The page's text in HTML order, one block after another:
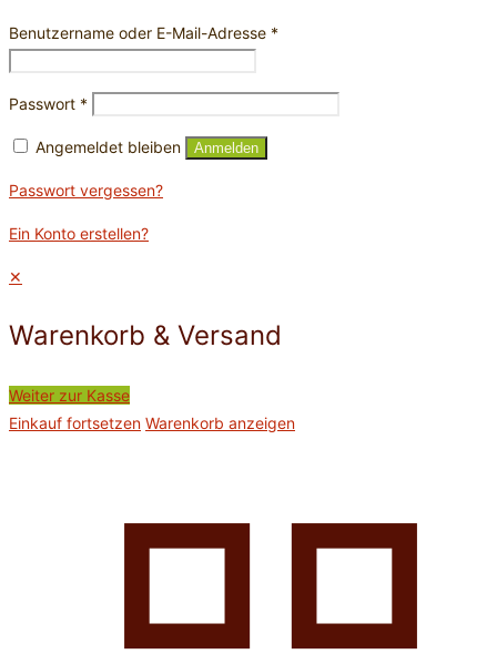
Benutzername oder E-Mail-Adresse *
Passwort *
Angemeldet bleiben Anmelden
Passwort vergessen?
Ein Konto erstellen?
✕
Warenkorb & Versand
Weiter zur Kasse
Einkauf fortsetzen Warenkorb anzeigen